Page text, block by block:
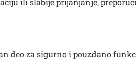
deo za sigurno i pouzdano